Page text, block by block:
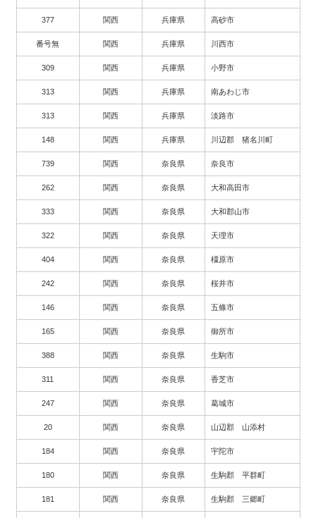
377 関西 兵庫県 高砂市
番号無 関西 兵庫県 川西市
309 関西 兵庫県 小野市
313 関西 兵庫県 南あわじ市
313 関西 兵庫県 淡路市
148 関西 兵庫県 川辺郡 猪名川町
739 関西 奈良県 奈良市
262 関西 奈良県 大和高田市
333 関西 奈良県 大和郡山市
322 関西 奈良県 天理市
404 関西 奈良県 橿原市
242 関西 奈良県 桜井市
146 関西 奈良県 五條市
165 関西 奈良県 御所市
388 関西 奈良県 生駒市
311 関西 奈良県 香芝市
247 関西 奈良県 葛城市
20 関西 奈良県 山辺郡 山添村
184 関西 奈良県 宇陀市
180 関西 奈良県 生駒郡 平群町
181 関西 奈良県 生駒郡 三郷町